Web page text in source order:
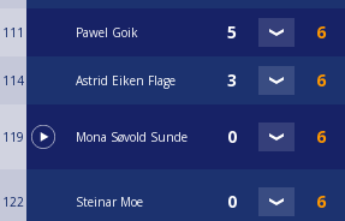
111 Pawel Goik
114 Astrid Eiken Flage
119 Mona Søvold Sunde
122 Steinar Moe